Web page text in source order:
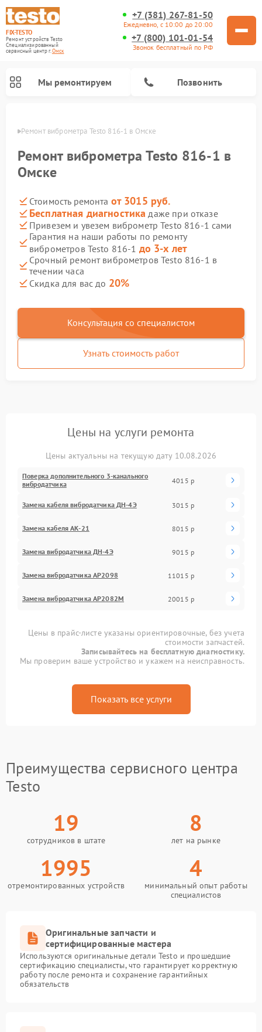
FIX-TESTO
Ремонт устройств Testo
Специализированный
cервисный центр г.Омск
+7 (381) 267-81-50
Ежедневно, с 10:00 до 20:00
+7 (800) 101-01-54
Звонок бесплатный по РФ
Мы ремонтируем Позвонить
Ремонт виброметра Testo 816-1 в Омске
Ремонт виброметра Testo 816-1 в
Омске
Стоимость ремонта от 3015 руб.
Бесплатная диагностика даже при отказе
Привезем и увезем виброметр Testo 816-1 сами
Гарантия на наши работы по ремонту
виброметров Testo 816-1 до 3-х лет
Срочный ремонт виброметров Testo 816-1 в
течении часа
Скидка для вас до 20%
Консультация со специалистом
Узнать стоимость работ
Цены на услуги ремонта
Цены актуальны на текущую дату 10.08.2026
Поверка дополнительного 3-канального
вибродатчика
4015 р
Замена кабеля вибродатчика ДН-4Э 3015 р
Замена кабеля АК-21 8015 р
Замена вибродатчика ДН-4Э 9015 р
Замена вибродатчика АР2098 11015 р
Замена вибродатчика АР2082М 20015 р
Цены в прайс-листе указаны ориентировочные, без учета
стоимости запчастей.
Записывайтесь на бесплатную диагностику.
Мы проверим ваше устройство и укажем на неисправность.
Показать все услуги
Преимущества сервисного центра
Testo
19
сотрудников в штате
8
лет на рынке
1995
отремонтированных устройств
4
минимальный опыт работы
специалистов
Оригинальные запчасти и
сертифицированные мастера
Используются оригинальные детали Testo и прошедшие
сертификацию специалисты, что гарантирует корректную
работу после ремонта и сохранение гарантийных
обязательств